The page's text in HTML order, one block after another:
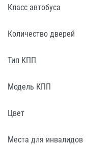
Класс автобуса
Количество дверей
Тип КПП
Модель КПП
Цвет
Места для инвалидов